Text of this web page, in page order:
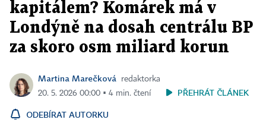
kapitálem? Komárek má v
Londýně na dosah centrálu BP
za skoro osm miliard korun
Martina Marečková
redaktorka
20. 5. 2026 00:00 ▪ 4 min. čtení
PŘEHRÁT ČLÁNEK
ODEBÍRAT AUTORKU